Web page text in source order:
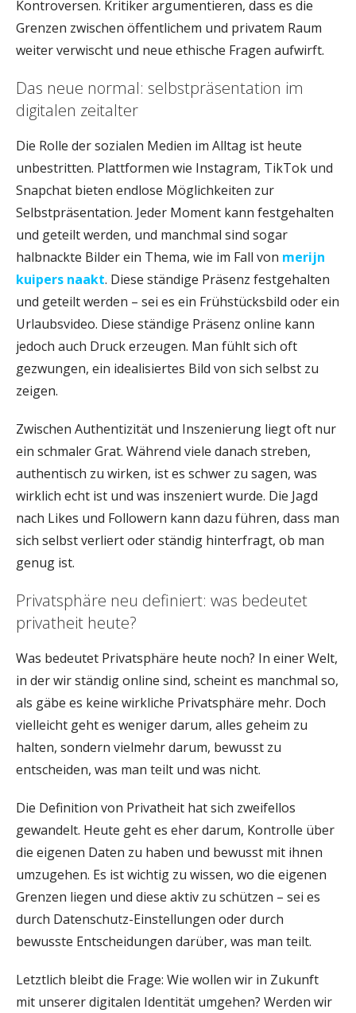
Kontroversen. Kritiker argumentieren, dass es die
Grenzen zwischen öffentlichem und privatem Raum
weiter verwischt und neue ethische Fragen aufwirft.
Das neue normal: selbstpräsentation im
digitalen zeitalter
Die Rolle der sozialen Medien im Alltag ist heute
unbestritten. Plattformen wie Instagram, TikTok und
Snapchat bieten endlose Möglichkeiten zur
Selbstpräsentation. Jeder Moment kann festgehalten
und geteilt werden, und manchmal sind sogar
halbnackte Bilder ein Thema, wie im Fall von merijn
kuipers naakt. Diese ständige Präsenz festgehalten
und geteilt werden – sei es ein Frühstücksbild oder ein
Urlaubsvideo. Diese ständige Präsenz online kann
jedoch auch Druck erzeugen. Man fühlt sich oft
gezwungen, ein idealisiertes Bild von sich selbst zu
zeigen.
Zwischen Authentizität und Inszenierung liegt oft nur
ein schmaler Grat. Während viele danach streben,
authentisch zu wirken, ist es schwer zu sagen, was
wirklich echt ist und was inszeniert wurde. Die Jagd
nach Likes und Followern kann dazu führen, dass man
sich selbst verliert oder ständig hinterfragt, ob man
genug ist.
Privatsphäre neu definiert: was bedeutet
privatheit heute?
Was bedeutet Privatsphäre heute noch? In einer Welt,
in der wir ständig online sind, scheint es manchmal so,
als gäbe es keine wirkliche Privatsphäre mehr. Doch
vielleicht geht es weniger darum, alles geheim zu
halten, sondern vielmehr darum, bewusst zu
entscheiden, was man teilt und was nicht.
Die Definition von Privatheit hat sich zweifellos
gewandelt. Heute geht es eher darum, Kontrolle über
die eigenen Daten zu haben und bewusst mit ihnen
umzugehen. Es ist wichtig zu wissen, wo die eigenen
Grenzen liegen und diese aktiv zu schützen – sei es
durch Datenschutz-Einstellungen oder durch
bewusste Entscheidungen darüber, was man teilt.
Letztlich bleibt die Frage: Wie wollen wir in Zukunft
mit unserer digitalen Identität umgehen? Werden wir